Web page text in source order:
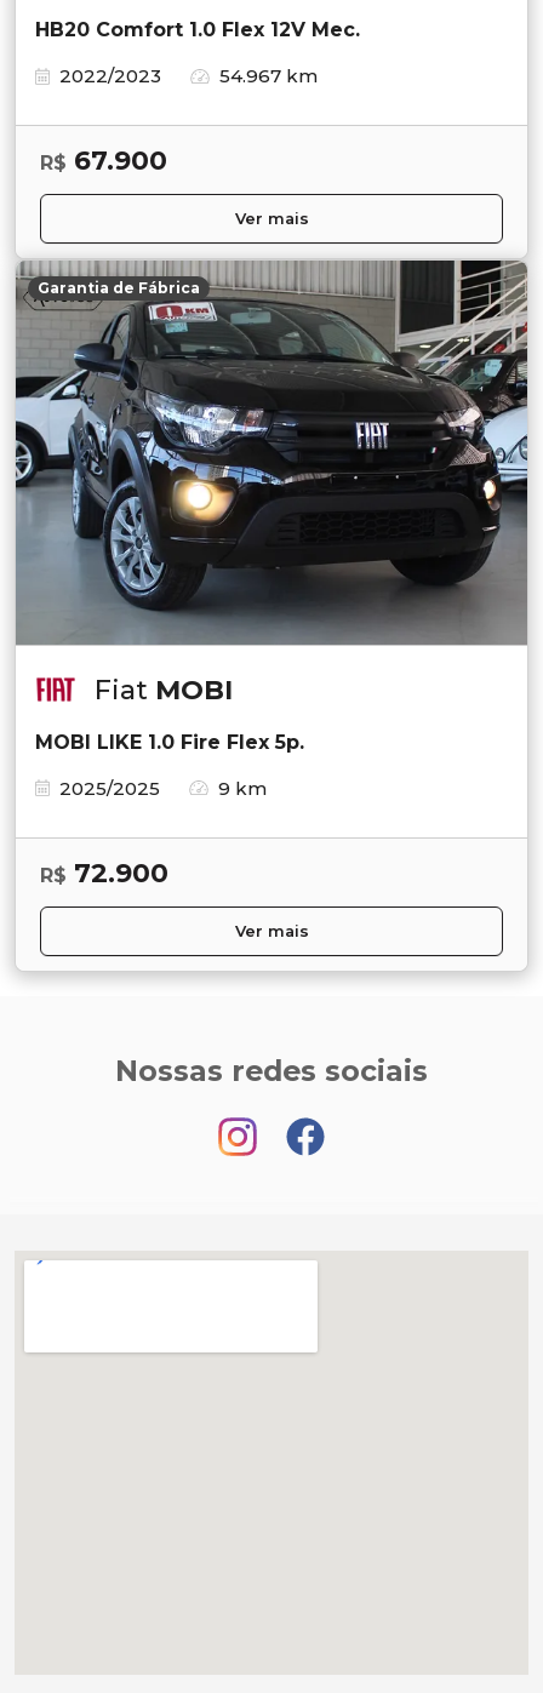
HB20 Comfort 1.0 Flex 12V Mec.
2022/2023
54.967 km
R$ 67.900
Ver mais
Garantia de Fábrica
Fiat MOBI
MOBI LIKE 1.0 Fire Flex 5p.
2025/2025
9 km
R$ 72.900
Ver mais
Nossas redes sociais